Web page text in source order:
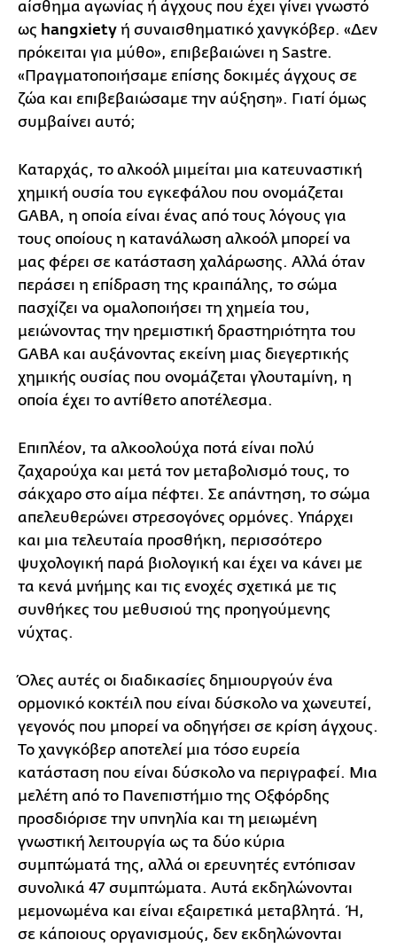
αίσθημα αγωνίας ή άγχους που έχει γίνει γνωστό
ως hangxiety ή συναισθηματικό χανγκόβερ. «Δεν
πρόκειται για μύθο», επιβεβαιώνει η Sastre.
«Πραγματοποιήσαμε επίσης δοκιμές άγχους σε
ζώα και επιβεβαιώσαμε την αύξηση». Γιατί όμως
συμβαίνει αυτό;
Καταρχάς, το αλκοόλ μιμείται μια κατευναστική
χημική ουσία του εγκεφάλου που ονομάζεται
GABA, η οποία είναι ένας από τους λόγους για
τους οποίους η κατανάλωση αλκοόλ μπορεί να
μας φέρει σε κατάσταση χαλάρωσης. Αλλά όταν
περάσει η επίδραση της κραιπάλης, το σώμα
πασχίζει να ομαλοποιήσει τη χημεία του,
μειώνοντας την ηρεμιστική δραστηριότητα του
GABA και αυξάνοντας εκείνη μιας διεγερτικής
χημικής ουσίας που ονομάζεται γλουταμίνη, η
οποία έχει το αντίθετο αποτέλεσμα.
Επιπλέον, τα αλκοολούχα ποτά είναι πολύ
ζαχαρούχα και μετά τον μεταβολισμό τους, το
σάκχαρο στο αίμα πέφτει. Σε απάντηση, το σώμα
απελευθερώνει στρεσογόνες ορμόνες. Υπάρχει
και μια τελευταία προσθήκη, περισσότερο
ψυχολογική παρά βιολογική και έχει να κάνει με
τα κενά μνήμης και τις ενοχές σχετικά με τις
συνθήκες του μεθυσιού της προηγούμενης
νύχτας.
Όλες αυτές οι διαδικασίες δημιουργούν ένα
ορμονικό κοκτέιλ που είναι δύσκολο να χωνευτεί,
γεγονός που μπορεί να οδηγήσει σε κρίση άγχους.
Το χανγκόβερ αποτελεί μια τόσο ευρεία
κατάσταση που είναι δύσκολο να περιγραφεί. Μια
μελέτη από το Πανεπιστήμιο της Οξφόρδης
προσδιόρισε την υπνηλία και τη μειωμένη
γνωστική λειτουργία ως τα δύο κύρια
συμπτώματά της, αλλά οι ερευνητές εντόπισαν
συνολικά 47 συμπτώματα. Αυτά εκδηλώνονται
μεμονωμένα και είναι εξαιρετικά μεταβλητά. Ή,
σε κάποιους οργανισμούς, δεν εκδηλώνονται